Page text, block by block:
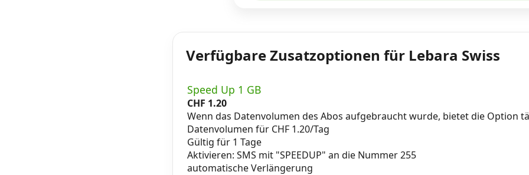
Verfügbare Zusatzoptionen für Lebara Swiss
Speed Up 1 GB
CHF 1.20
Wenn das Datenvolumen des Abos aufgebraucht wurde, bietet die Option
Datenvolumen für CHF 1.20/Tag
Gültig für 1 Tage
Aktivieren: SMS mit "SPEEDUP" an die Nummer 255
automatische Verlängerung